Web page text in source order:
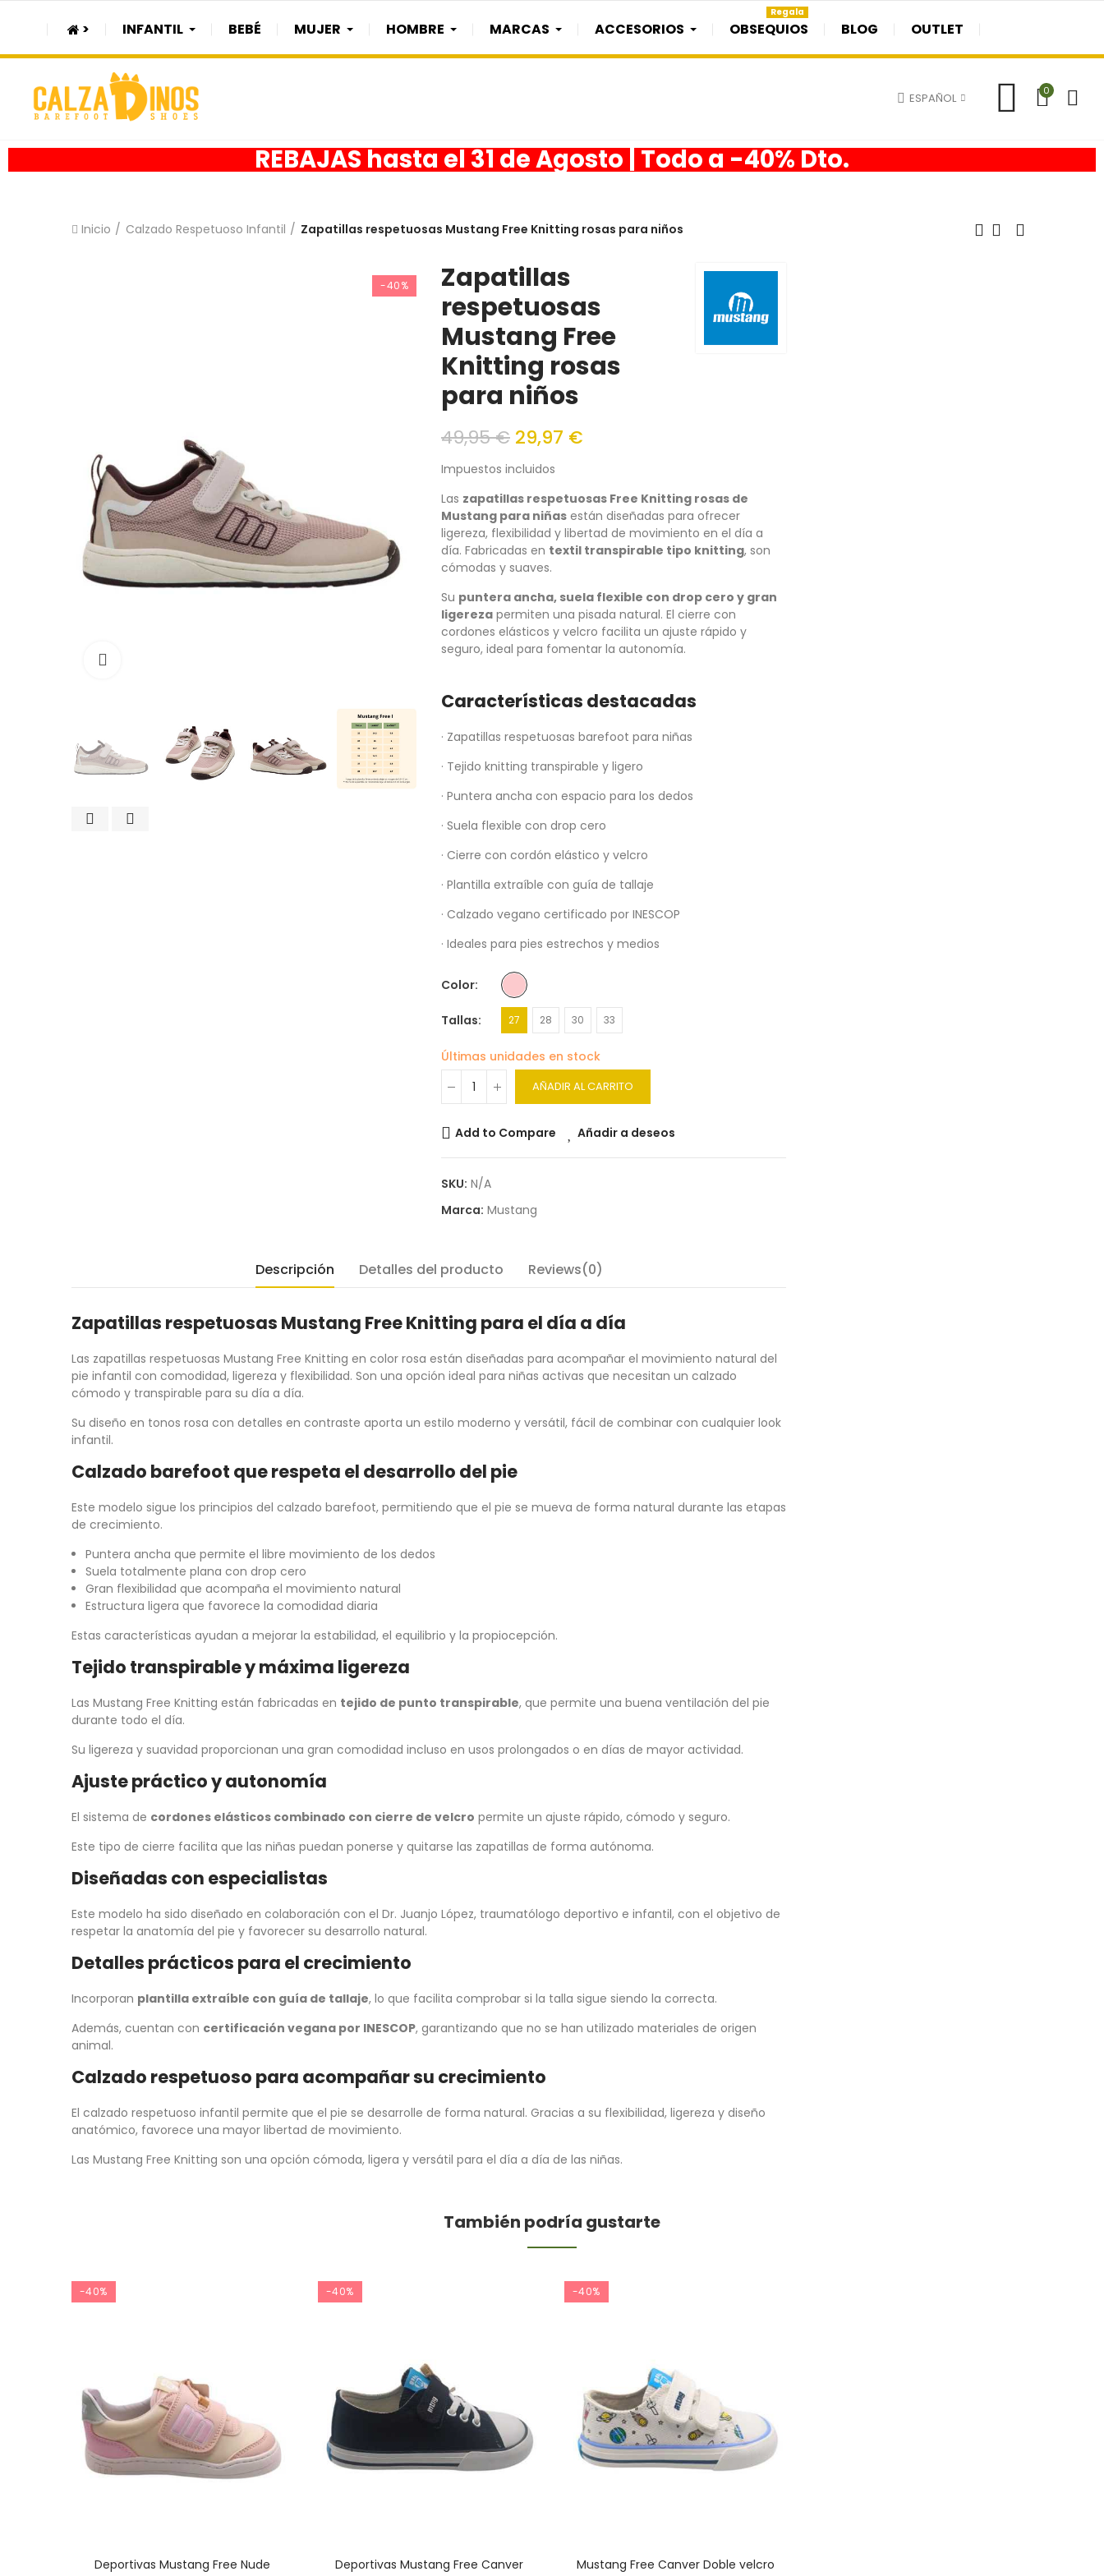
> INFANTIL BEBÉ MUJER HOMBRE MARCAS ACCESORIOS OBSEQUIOS
Regala
BLOG OUTLET
ESPAÑOL 0
REBAJAS hasta el 31 de Agosto | Todo a -40% Dto.
Inicio Calzado Respetuoso Infantil Zapatillas respetuosas Mustang Free Knitting rosas para niños
-40%
Zapatillas
respetuosas
Mustang Free
Knitting rosas
para niños
49,95 € 29,97 €
Impuestos incluidos
Las zapatillas respetuosas Free Knitting rosas de
Mustang para niñas están diseñadas para ofrecer
ligereza, flexibilidad y libertad de movimiento en el día a
día. Fabricadas en textil transpirable tipo knitting, son
cómodas y suaves.
Su puntera ancha, suela flexible con drop cero y gran
ligereza permiten una pisada natural. El cierre con
cordones elásticos y velcro facilita un ajuste rápido y
seguro, ideal para fomentar la autonomía.
Características destacadas
· Zapatillas respetuosas barefoot para niñas
· Tejido knitting transpirable y ligero
· Puntera ancha con espacio para los dedos
· Suela flexible con drop cero
· Cierre con cordón elástico y velcro
· Plantilla extraíble con guía de tallaje
· Calzado vegano certificado por INESCOP
· Ideales para pies estrechos y medios
Color
Tallas 27 28 30 33
Últimas unidades en stock
AÑADIR AL CARRITO
Add to Compare Añadir a deseos
SKU: N/A
Marca: Mustang
Descripción Detalles del producto Reviews(0)
Zapatillas respetuosas Mustang Free Knitting para el día a día
Las zapatillas respetuosas Mustang Free Knitting en color rosa están diseñadas para acompañar el movimiento natural del
pie infantil con comodidad, ligereza y flexibilidad. Son una opción ideal para niñas activas que necesitan un calzado
cómodo y transpirable para su día a día.
Su diseño en tonos rosa con detalles en contraste aporta un estilo moderno y versátil, fácil de combinar con cualquier look
infantil.
Calzado barefoot que respeta el desarrollo del pie
Este modelo sigue los principios del calzado barefoot, permitiendo que el pie se mueva de forma natural durante las etapas
de crecimiento.
Puntera ancha que permite el libre movimiento de los dedos
Suela totalmente plana con drop cero
Gran flexibilidad que acompaña el movimiento natural
Estructura ligera que favorece la comodidad diaria
Estas características ayudan a mejorar la estabilidad, el equilibrio y la propiocepción.
Tejido transpirable y máxima ligereza
Las Mustang Free Knitting están fabricadas en tejido de punto transpirable, que permite una buena ventilación del pie
durante todo el día.
Su ligereza y suavidad proporcionan una gran comodidad incluso en usos prolongados o en días de mayor actividad.
Ajuste práctico y autonomía
El sistema de cordones elásticos combinado con cierre de velcro permite un ajuste rápido, cómodo y seguro.
Este tipo de cierre facilita que las niñas puedan ponerse y quitarse las zapatillas de forma autónoma.
Diseñadas con especialistas
Este modelo ha sido diseñado en colaboración con el Dr. Juanjo López, traumatólogo deportivo e infantil, con el objetivo de
respetar la anatomía del pie y favorecer su desarrollo natural.
Detalles prácticos para el crecimiento
Incorporan plantilla extraíble con guía de tallaje, lo que facilita comprobar si la talla sigue siendo la correcta.
Además, cuentan con certificación vegana por INESCOP, garantizando que no se han utilizado materiales de origen
animal.
Calzado respetuoso para acompañar su crecimiento
El calzado respetuoso infantil permite que el pie se desarrolle de forma natural. Gracias a su flexibilidad, ligereza y diseño
anatómico, favorece una mayor libertad de movimiento.
Las Mustang Free Knitting son una opción cómoda, ligera y versátil para el día a día de las niñas.
También podría gustarte
-40%
Deportivas Mustang Free Nude
-40%
Deportivas Mustang Free Canver
-40%
Mustang Free Canver Doble velcro